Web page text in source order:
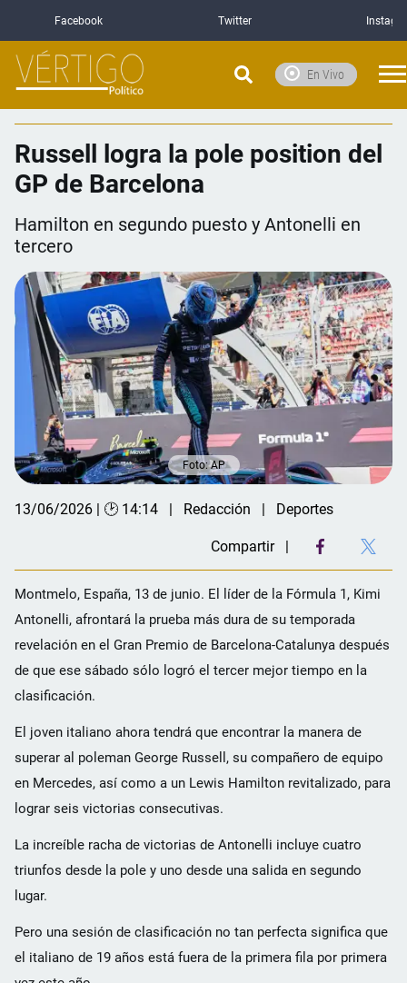
Facebook Twitter
En Vivo
Russell logra la pole position del
GP de Barcelona
Hamilton en segundo puesto y Antonelli en
tercero
Foto: AP
13/06/2026 | 🕑 14:14 Redacción Deportes
Compartir
Montmelo, España, 13 de junio. El líder de la Fórmula 1, Kimi
Antonelli, afrontará la prueba más dura de su temporada
revelación en el Gran Premio de Barcelona-Catalunya después
de que ese sábado sólo logró el tercer mejor tiempo en la
clasificación.
El joven italiano ahora tendrá que encontrar la manera de
superar al poleman George Russell, su compañero de equipo
en Mercedes, así como a un Lewis Hamilton revitalizado, para
lograr seis victorias consecutivas.
La increíble racha de victorias de Antonelli incluye cuatro
triunfos desde la pole y uno desde una salida en segundo
lugar.
Pero una sesión de clasificación no tan perfecta significa que
el italiano de 19 años está fuera de la primera fila por primera